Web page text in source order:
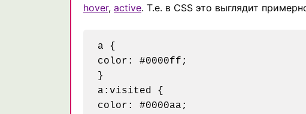
hover, active. Т.е. в CSS это выглядит
a {
color: #0000ff;
}
a:visited {
color: #0000aa;